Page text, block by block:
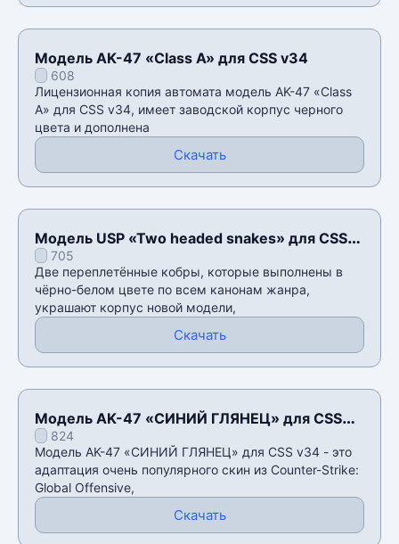
Модель AK-47 «Class A» для CSS v34
608
Лицензионная копия автомата модель AK-47 «Class
A» для CSS v34, имеет заводской корпус черного
цвета и дополнена
Скачать
Модель USP «Two headed snakes» для CSS
v34705
Две переплетённые кобры, которые выполнены в
чёрно-белом цвете по всем канонам жанра,
украшают корпус новой модели,
Скачать
Модель AK-47 «СИНИЙ ГЛЯНЕЦ» для CSS
v34824
Модель AK-47 «СИНИЙ ГЛЯНЕЦ» для CSS v34 - это
адаптация очень популярного скин из Counter-Strike:
Global Offensive,
Скачать